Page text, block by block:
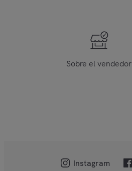
Sobre el vendedor
Instagram